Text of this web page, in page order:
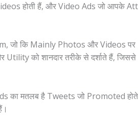
होती हैं, और Video Ads जो
जो कि Mainly Photos और Videos पर
को शानदार तरीके से दर्शाते हैं,
का मतलब है Tweets जो Promoted